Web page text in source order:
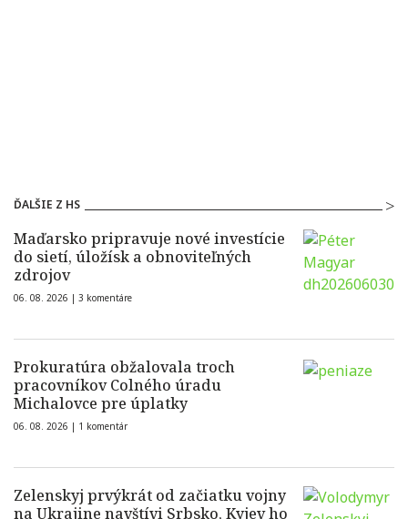
ĎALŠIE Z HS
Maďarsko pripravuje nové investície
do sietí, úložísk a obnoviteľných
zdrojov
06. 08. 2026 | 3 komentáre
Prokuratúra obžalovala troch
pracovníkov Colného úradu
Michalovce pre úplatky
06. 08. 2026 | 1 komentár
Zelenskyj prvýkrát od začiatku vojny
na Ukrajine navštívi Srbsko, Kyjev ho